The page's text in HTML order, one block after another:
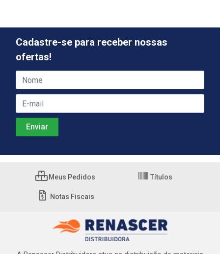
Cadastre-se para receber nossas
ofertas!
Meus Pedidos Títulos
Notas Fiscais